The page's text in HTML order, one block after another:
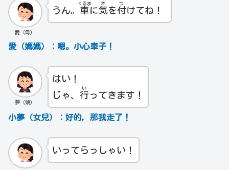
愛（母）
うん。 車
くるま
に気
き
を付
つ
けてね！
愛（媽媽）：嗯。小心車子！
夢（娘）
はい！
じゃ、 行
い
ってきます！
小夢（女兒）：好的，那我走了！
いってらっしゃい！